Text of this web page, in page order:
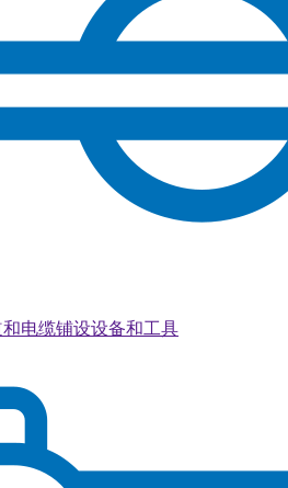
电缆铺设设备和工具